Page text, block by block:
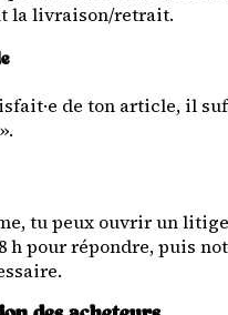
la livraison/retrait.
de ton article, il
tu peux ouvrir un
h pour répondre, puis